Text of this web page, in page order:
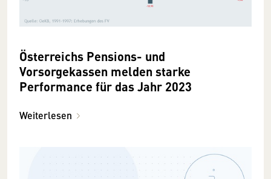
Österreichs Pensions- und
Vorsorgekassen melden starke
Performance für das Jahr 2023
Weiterlesen